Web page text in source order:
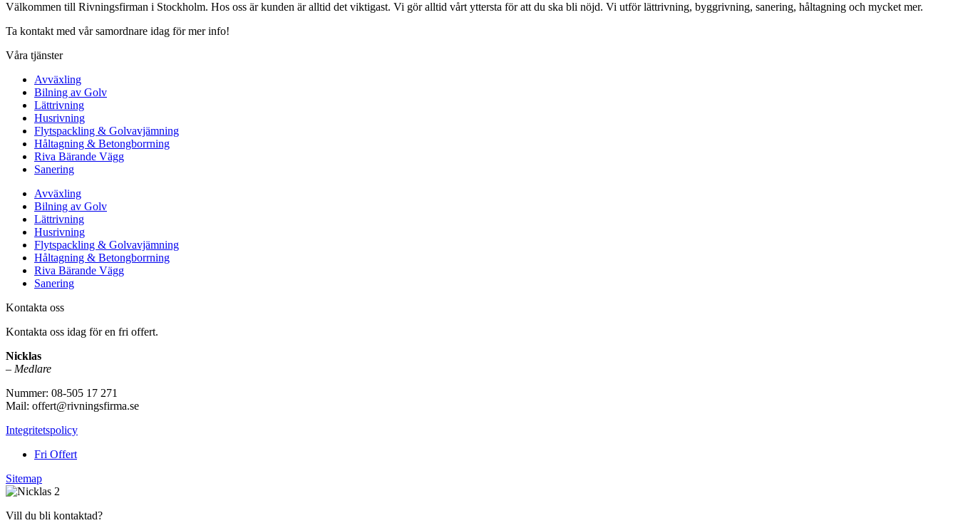
Välkommen till Rivningsfirman i Stockholm. Hos oss är kunden är alltid det viktigast. Vi gör alltid vårt yttersta för att du ska bli nöjd. Vi utför lättrivning, byggrivning, sanering, håltagning och mycket mer.
Ta kontakt med vår samordnare idag för mer info!
Våra tjänster
Avväxling
Bilning av Golv
Lättrivning
Husrivning
Flytspackling & Golvavjämning
Håltagning & Betongborrning
Riva Bärande Vägg
Sanering
Avväxling
Bilning av Golv
Lättrivning
Husrivning
Flytspackling & Golvavjämning
Håltagning & Betongborrning
Riva Bärande Vägg
Sanering
Kontakta oss
Kontakta oss idag för en fri offert.
Nicklas
– Medlare
Nummer: 08-505 17 271
Mail: offert@rivningsfirma.se
Integritetspolicy
Fri Offert
Sitemap
Vill du bli kontaktad?